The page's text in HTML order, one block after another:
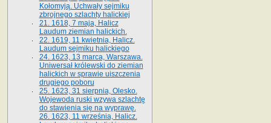
Kołomyją. Uchwały sejmiku
zbrojnego szlachty halickiej
21. 1618, 7 maja, Halicz
Laudum ziemian halickich.
22. 1619, 11 kwietnia, Halicz.
Laudum sejmiku halickiego
24. 1623, 13 marca, Warszawa.
Uniwersał królewski do ziemian
halickich w sprawie uiszczenia
drugiego poboru
25. 1623, 31 sierpnia, Olesko.
Wojewoda ruski wzywa szlachtę
do stawienia się na wyprawę.
26. 1623, 11 września, Halicz.